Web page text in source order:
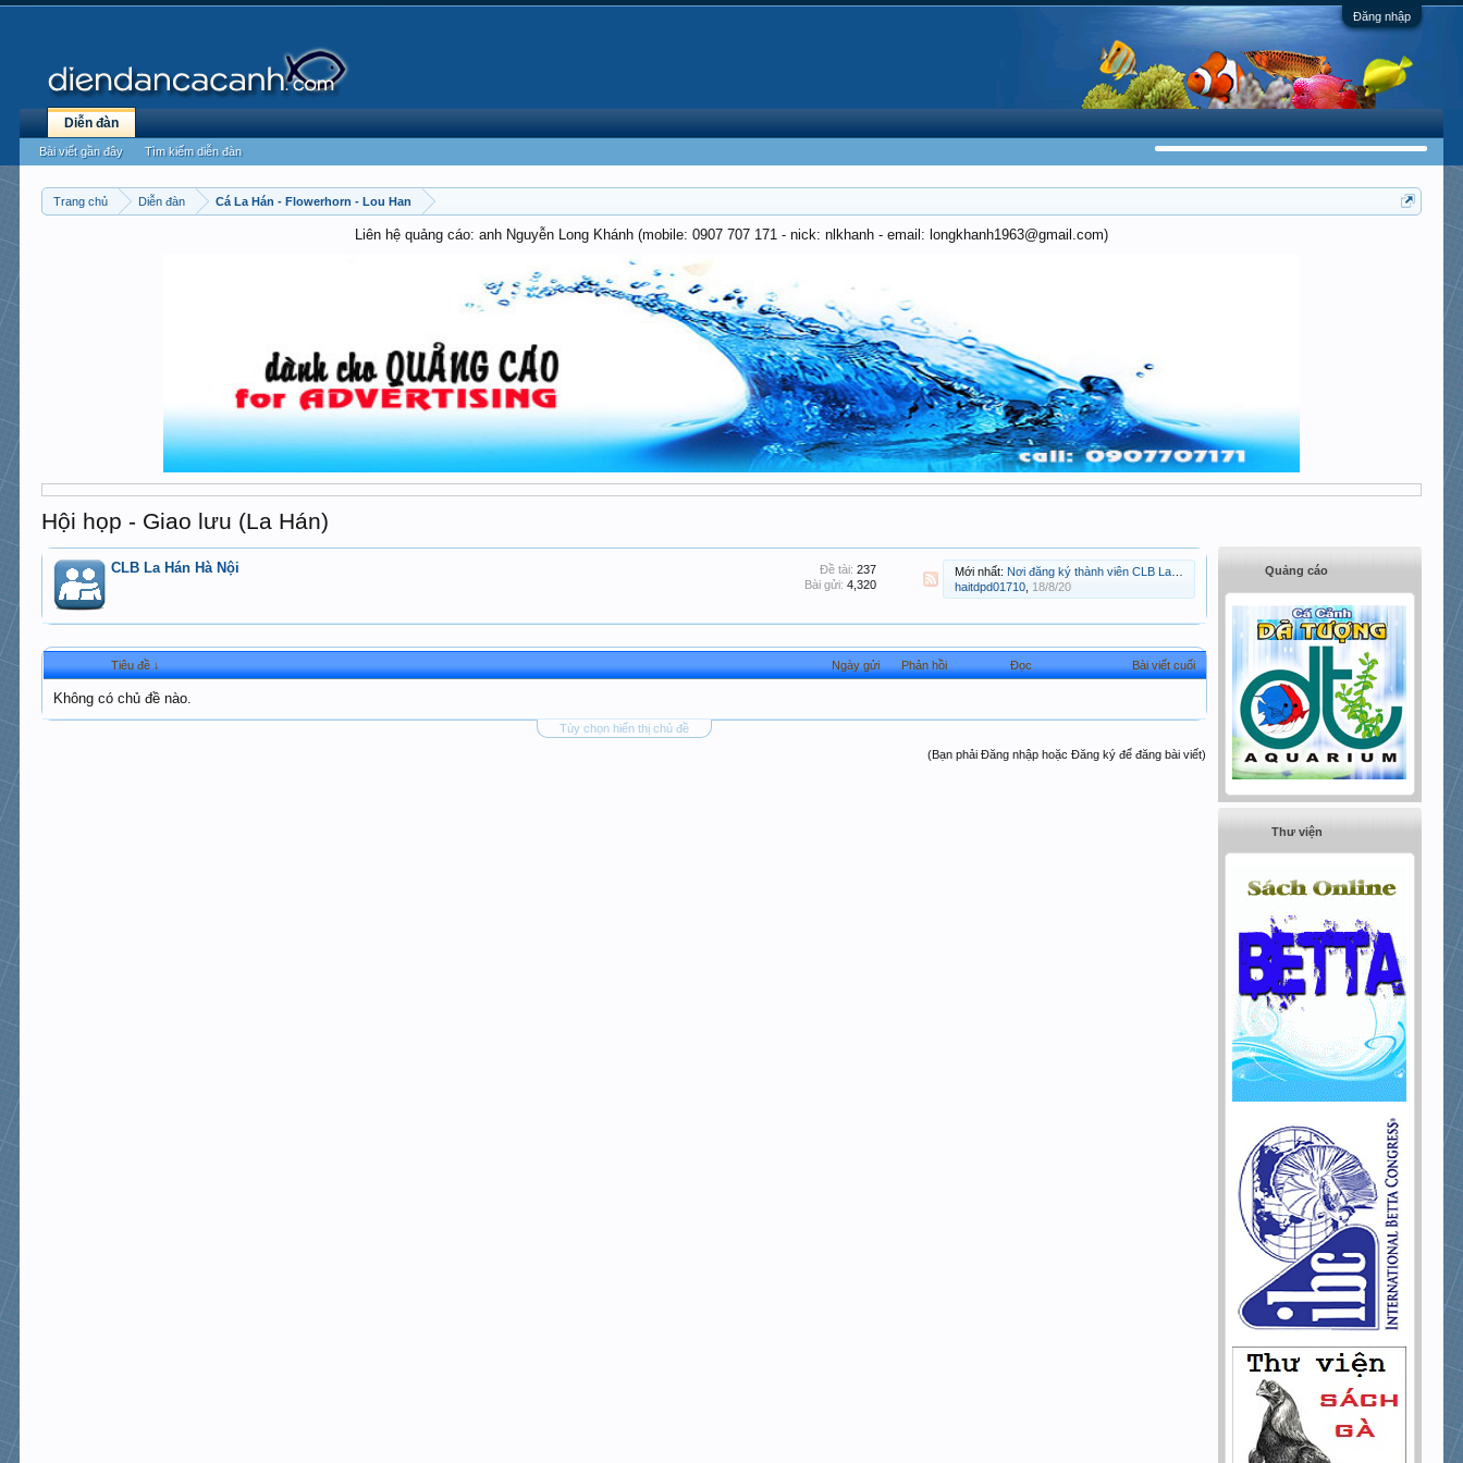
Đăng nhập
Trang chủ Diễn đàn Cá La Hán - Flowerhorn - Lou Han
Liên hệ quảng cáo: anh Nguyễn Long Khánh (mobile: 0907 707 171 - nick: nlkhanh - email: longkhanh1963@gmail.com)
Hội họp - Giao lưu (La Hán)
CLB La Hán Hà Nội Đề tài: 237
Bài gửi: 4,320
Mới nhất: Nơi đăng ký thành viên CLB La Hán Hà Nội
haitdpd01710, 18/8/20
Tiêu đề ↓ Ngày gửi Phản hồi Đọc Bài viết cuối
Không có chủ đề nào.
Tùy chọn hiển thị chủ đề
(Bạn phải Đăng nhập hoặc Đăng ký để đăng bài viết)
Quảng cáo
Thư viện
Diễn đàn
Bài viết gần đây Tìm kiếm diễn đàn